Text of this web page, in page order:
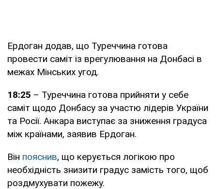
Ердоган додав, що Туреччина готова
провести саміт із врегулювання на Донбасі в
межах Мінських угод.
18:25 – Туреччина готова прийняти у себе
саміт щодо Донбасу за участю лідерів України
та Росії. Анкара виступає за зниження градуса
між країнами, заявив Ердоган.
Він пояснив, що керується логікою про
необхідність знизити градус замість того, щоб
роздмухувати пожежу.